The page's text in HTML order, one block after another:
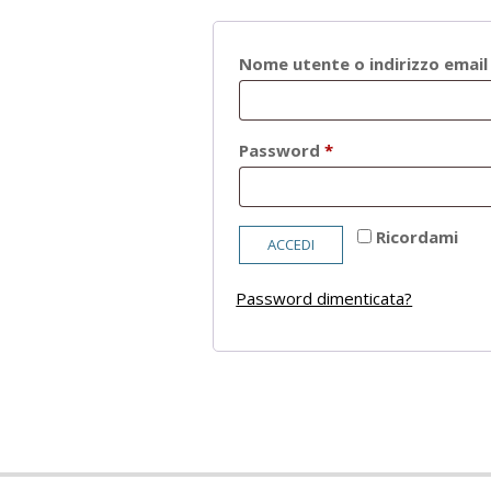
Nome utente o indirizzo
Password*Richiesto
Ricordami
ACCEDI
Password dimenticata?
05-